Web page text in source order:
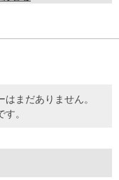
まだありません。
。